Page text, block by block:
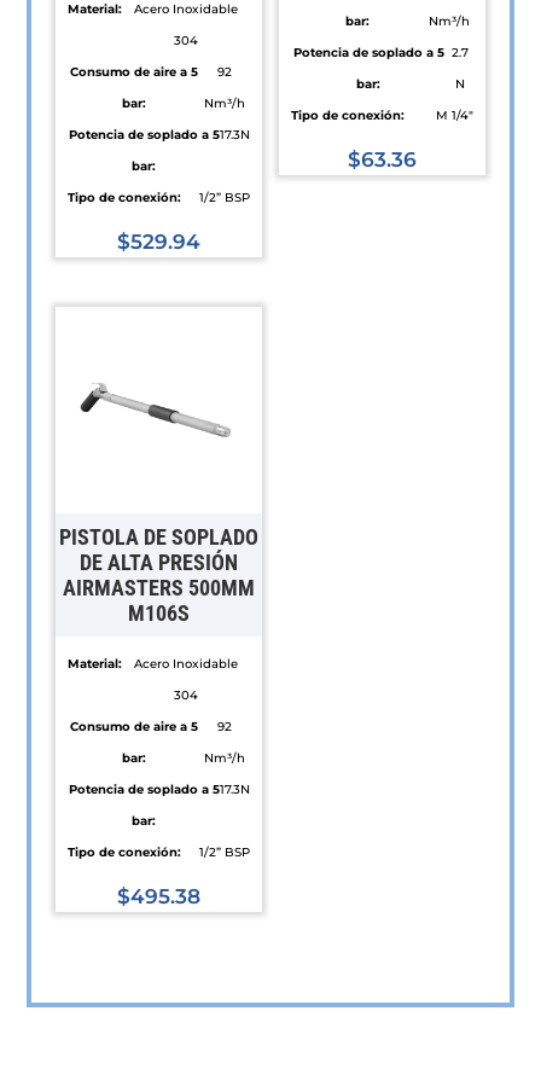
Material:
Acero Inoxidable
304
Consumo de aire a 5
bar:
92
Nm³/h
Potencia de soplado a 5
bar:
17.3N
Tipo de conexión: 1/2” BSP
$529.94
producto
Las
elegir
en
la
bar:
Nm³/h
Potencia de soplado a 5
bar:
2.7
N
Tipo de conexión:
M 1/4"
$63.36
PISTOLA DE SOPLADO
DE ALTA PRESIÓN
AIRMASTERS 500MM
M106S
Material:
Acero Inoxidable
304
Consumo de aire a 5
bar:
92
Nm³/h
Potencia de soplado a 5
bar:
17.3N
Tipo de conexión: 1/2” BSP
$495.38